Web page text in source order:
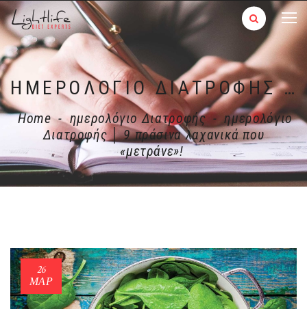
ΗΜΕΡΟΛΌΓΙΟ ΔΙΑΤΡΟΦΉΣ │ 9 ΠΡΆΣΙΝΑ ΛΑΧΑΝΙΚΆ ΠΟΥ «ΜΕΤΡΆΝΕ»!
Home - ημερολόγιο Διατροφής - ημερολόγιο
Διατροφής │ 9 πράσινα λαχανικά που
«μετράνε»!
26
ΜΑΡ